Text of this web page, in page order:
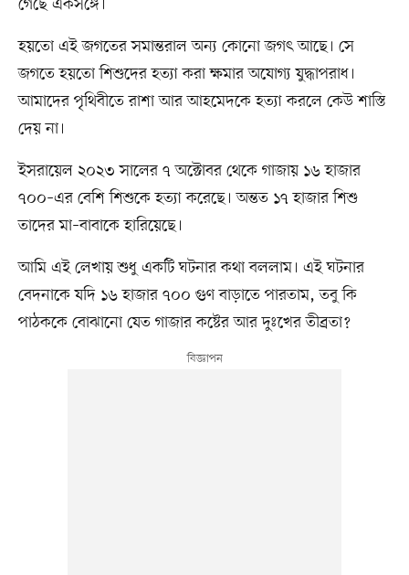
গেছে একসঙ্গে।
হয়তো এই জগতের সমান্তরাল অন্য কোনো জগৎ আছে। সে
জগতে হয়তো শিশুদের হত্যা করা ক্ষমার অযোগ্য যুদ্ধাপরাধ।
আমাদের পৃথিবীতে রাশা আর আহমেদকে হত্যা করলে কেউ শাস্তি
দেয় না।
ইসরায়েল ২০২৩ সালের ৭ অক্টোবর থেকে গাজায় ১৬ হাজার
৭০০–এর বেশি শিশুকে হত্যা করেছে। অন্তত ১৭ হাজার শিশু
তাদের মা–বাবাকে হারিয়েছে।
আমি এই লেখায় শুধু একটি ঘটনার কথা বললাম। এই ঘটনার
বেদনাকে যদি ১৬ হাজার ৭০০ গুণ বাড়াতে পারতাম, তবু কি
পাঠককে বোঝানো যেত গাজার কষ্টের আর দুঃখের তীব্রতা?